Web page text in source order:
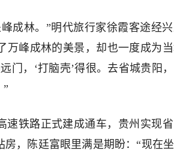
成林。”明代旅行家徐霞客途经
万峰成林的美景，却也一度成为
门，‘打脑壳’得很。去省城贵阳
速铁路正式建成通车，贵州实现
，陈廷富眼里满是期盼：“现在